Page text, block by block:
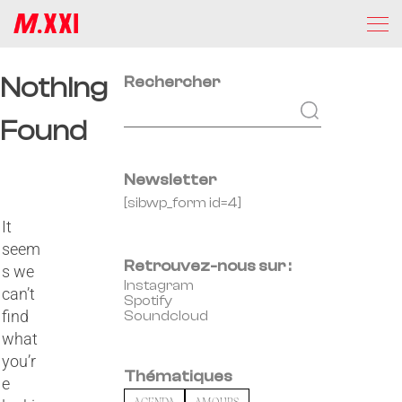
Nothing
Found
It
seem
s we
can’t
find
what
you’r
e
Rechercher
Newsletter
[sibwp_form id=4]
Retrouvez-nous sur :
Instagram
Spotify
Soundcloud
Thématiques